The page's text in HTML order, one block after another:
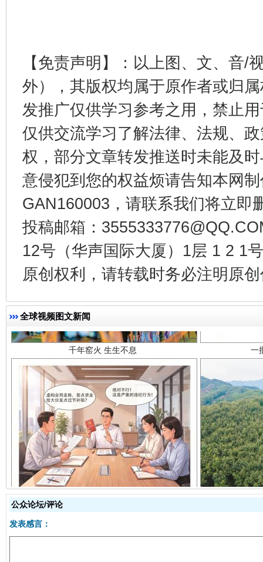
【免责声明】：以上图、文、音/
外），其版权均属于原作者或归
发推广仅供学习参考之用，禁止
仅供交流学习了解法律、法规、
权，部分文章转发推送时未能及
意侵犯到您的权益烦请告知本网
GAN160003，请联系我们将立即
投稿邮箱：
12号（华声国际大厦）1层 1 2 1
原创权利，请转载时务必注明原
全球视频图文新闻
千年窑火 生生不息 一
揭开“小金库”的免责幌子
公众论坛/评论
发表感言：